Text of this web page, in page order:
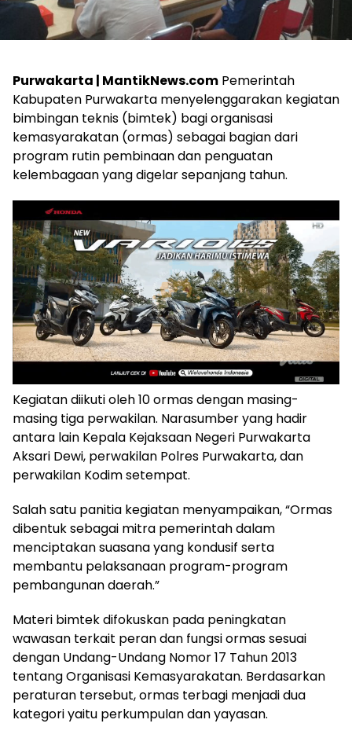
Purwakarta | MantikNews.com Pemerintah
Kabupaten Purwakarta menyelenggarakan kegiatan
bimbingan teknis (bimtek) bagi organisasi
kemasyarakatan (ormas) sebagai bagian dari
program rutin pembinaan dan penguatan
kelembagaan yang digelar sepanjang tahun.
Kegiatan diikuti oleh 10 ormas dengan masing-
masing tiga perwakilan. Narasumber yang hadir
antara lain Kepala Kejaksaan Negeri Purwakarta
Aksari Dewi, perwakilan Polres Purwakarta, dan
perwakilan Kodim setempat.
Salah satu panitia kegiatan menyampaikan, “Ormas
dibentuk sebagai mitra pemerintah dalam
menciptakan suasana yang kondusif serta
membantu pelaksanaan program-program
pembangunan daerah.”
Materi bimtek difokuskan pada peningkatan
wawasan terkait peran dan fungsi ormas sesuai
dengan Undang-Undang Nomor 17 Tahun 2013
tentang Organisasi Kemasyarakatan. Berdasarkan
peraturan tersebut, ormas terbagi menjadi dua
kategori yaitu perkumpulan dan yayasan.